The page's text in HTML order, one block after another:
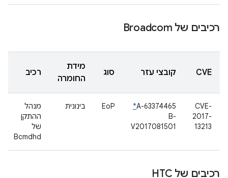
רכיבים של Broadcom
CVE קובצי עזר סוג
מידת
החומרה
רכיב
CVE-
2017-
13213
A-63374465
*
B-
V2017081501
EoP בינונית
מנהל
ההתקן
של
Bcmdhd
רכיבים של HTC